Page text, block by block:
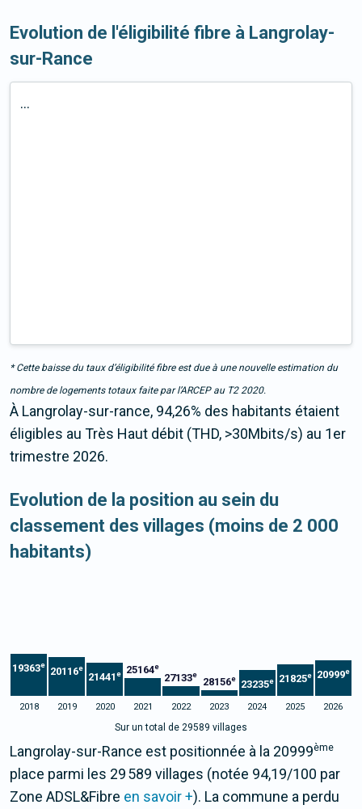
Evolution de l'éligibilité fibre à Langrolay-
sur-Rance
...
* Cette baisse du taux d’éligibilité fibre est due à une nouvelle estimation du
nombre de logements totaux faite par l’ARCEP au T2 2020.
À Langrolay-sur-rance, 94,26% des habitants étaient
éligibles au Très Haut débit (THD, >30Mbits/s) au 1er
trimestre 2026.
Evolution de la position au sein du
classement des villages (moins de 2 000
habitants)
19363e
20116e
21441e 25164e
27133e
28156e 23235e 21825e 20999e
2018 2019 2020 2021 2022 2023 2024 2025 2026
Sur un total de 29589 villages
Langrolay-sur-Rance est positionnée à la 20999ème
place parmi les 29 589 villages (notée 94,19/100 par
Zone ADSL&Fibre en savoir +). La commune a perdu